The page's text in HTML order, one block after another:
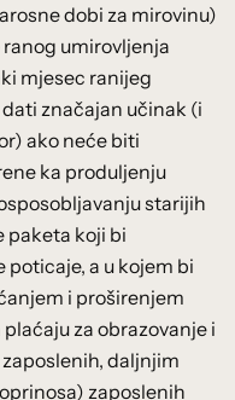
dobi za mirovinu)
umirovljenja
mjesec ranijeg
značajan učinak (i
ako neće biti
ka produljenju
starijih
paketa koji bi
a u kojem bi
i proširenjem
za obrazovanje i
daljnjim
zaposlenih